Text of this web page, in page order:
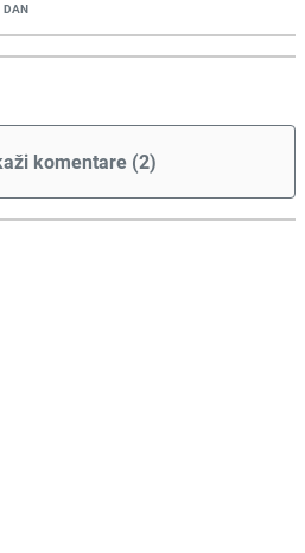
DAN
komentare (2)